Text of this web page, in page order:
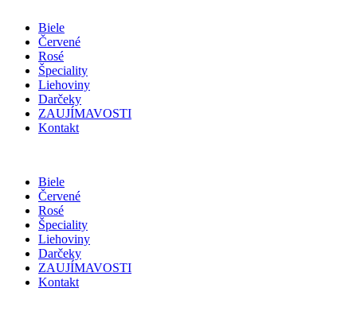
Biele
Červené
Rosé
Špeciality
Liehoviny
Darčeky
ZAUJÍMAVOSTI
Kontakt
Biele
Červené
Rosé
Špeciality
Liehoviny
Darčeky
ZAUJÍMAVOSTI
Kontakt